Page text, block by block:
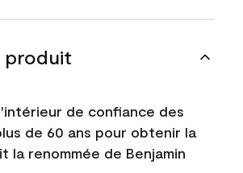
produit
de confiance des
de 60 ans pour obtenir la
la renommée de Benjamin